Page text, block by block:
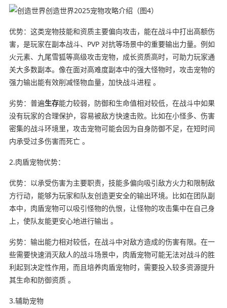
优势：这类宠物技能和资质主要偏向攻击，能在战斗中打出高额伤
害，是玩家在副本战斗、PVP 对抗等场景中的重要输出力量。例如
火元素、九尾雪狐等高级攻击宠物，成长资质高时，可助力玩家通
关大多数副本。像在面对高难度副本中的强大怪物时，攻击宠物的
强力输出能有效削减怪物血量，加快战斗进程 。
劣势：普遍生存能力较弱，防御和生命值相对较低，在战斗中如果
没有玩家的合理保护，容易被敌方快速击败。比如在小怪多、伤害
密集的战斗环境里，攻击宠物可能会因为自身防御不足，在短时间
内承受过多伤害而死亡 。
2.肉盾宠物优势：
优势：以承受伤害为主要职责，技能多偏向吸引敌方火力和限制敌
方行动，能够为玩家和队友创造更安全的输出环境。比如在团队副
本中，肉盾宠物可以吸引怪物的仇恨，让怪物的攻击集中在自己身
上，使队友能更安心地进行输出 。
劣势：输出能力相对较低，在战斗中对敌方造成的伤害有限。在一
些需要快速消灭敌人的战斗场景中，肉盾宠物可能无法对战斗的胜
利起到决定性作用，而且培养肉盾宠物时，需要投入较多资源提升
其生命和防御资质 。
3.辅助宠物